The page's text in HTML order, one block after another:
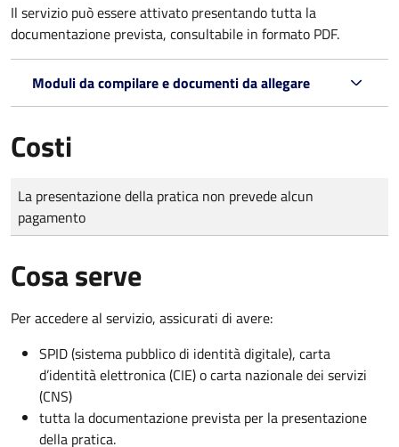
Il servizio può essere attivato presentando tutta la
documentazione prevista, consultabile in formato PDF.
Moduli da compilare e documenti da allegare
Costi
Tipo di pagamento
Importo
La presentazione della pratica non prevede alcun
pagamento
Cosa serve
Per accedere al servizio, assicurati di avere:
SPID (sistema pubblico di identità digitale), carta
d’identità elettronica (CIE) o carta nazionale dei servizi
(CNS)
tutta la documentazione prevista per la presentazione
della pratica.